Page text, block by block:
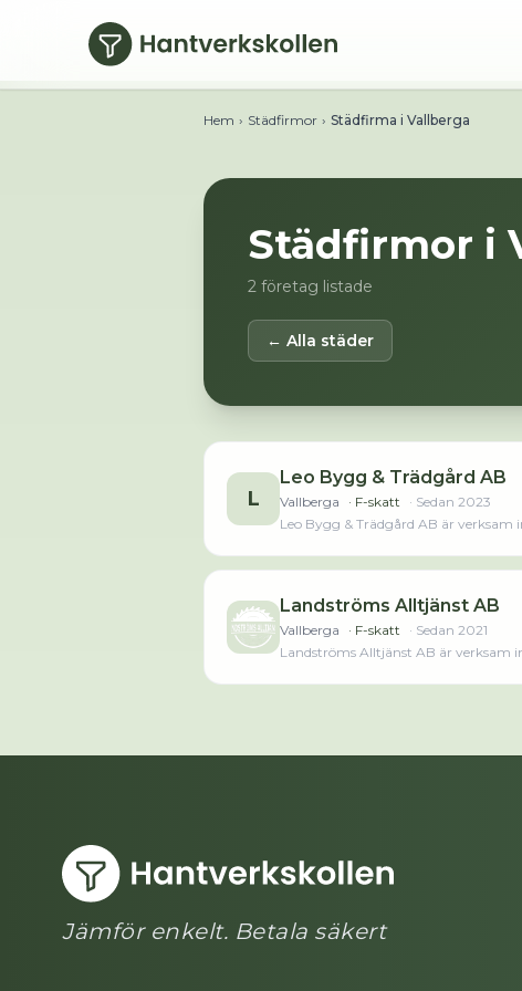
Hoppa till huvudinnehåll
Hem › Städfirmor › Städfirma i Vallberga
Städfirmor i
2 företag listade
← Alla städer
L
Leo Bygg & Trädgård AB
Vallberga · F-skatt · Sedan 2023
Leo Bygg & Trädgård AB är
Landströms Alltjänst AB
Vallberga · F-skatt · Sedan 2021
Landströms Alltjänst AB är verksam
Jämför enkelt. Betala säkert